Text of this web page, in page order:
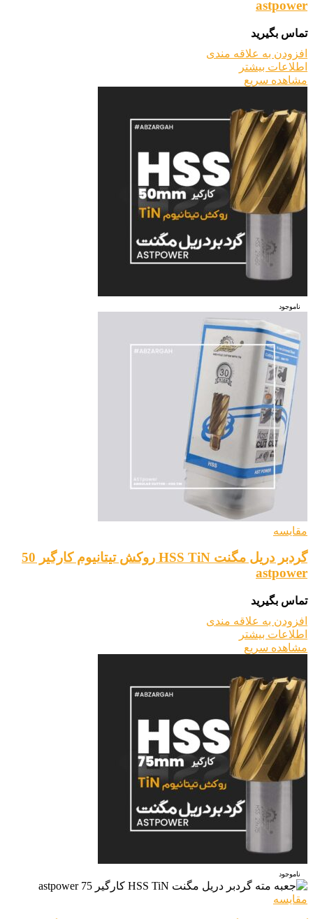
astpower
تماس بگیرید
افزودن به علاقه مندی
اطلاعات بیشتر
مشاهده سریع
ناموجود
مقایسه
گردبر دریل مگنت HSS TiN روکش تیتانیوم کارگیر 50
astpower
تماس بگیرید
افزودن به علاقه مندی
اطلاعات بیشتر
مشاهده سریع
ناموجود
مقایسه